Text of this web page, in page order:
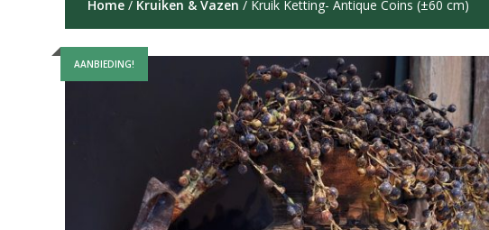
Home / Kruiken & Vazen / Kruik Ketting- Antique Coins (±60 cm)
AANBIEDING!